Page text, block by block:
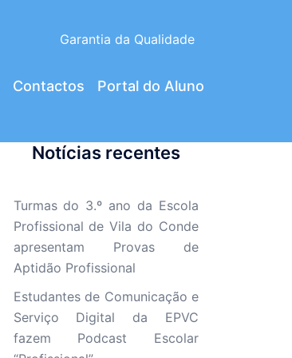
Garantia da Qualidade
Contactos Portal do Aluno
Notícias recentes
Turmas do 3.º ano da Escola
Profissional de Vila do Conde
apresentam Provas de
Aptidão Profissional
Estudantes de Comunicação e
Serviço Digital da EPVC
fazem Podcast Escolar